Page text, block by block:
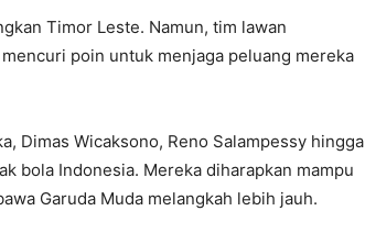
Timor Leste. Namun, tim lawan
poin untuk menjaga peluang mereka
Dimas Wicaksono, Reno Salampessy hingga
bola Indonesia. Mereka diharapkan mampu
Garuda Muda melangkah lebih jauh.